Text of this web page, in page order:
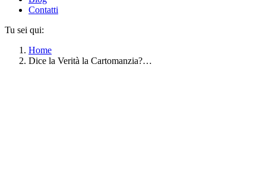
Contatti
Tu sei qui:
Home
Dice la Verità la Cartomanzia?…